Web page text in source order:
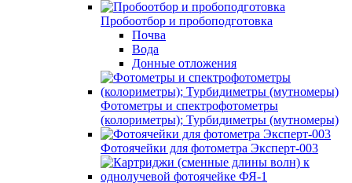
Пробоотбор и пробоподготовка
Почва
Вода
Донные отложения
Фотометры и спектрофотометры
(колориметры); Турбидиметры (мутномеры)
Фотоячейки для фотометра Эксперт-003